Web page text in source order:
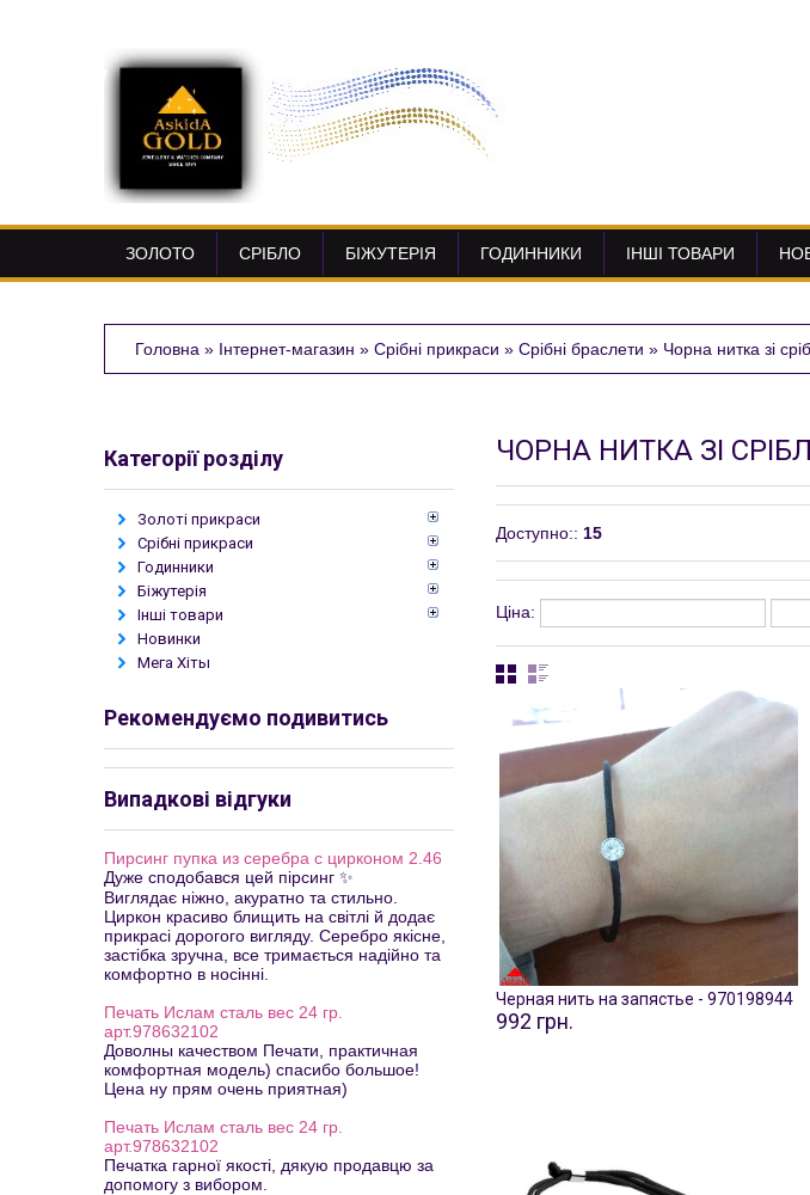
ЗОЛОТО СРІБЛО БІЖУТЕРІЯ ГОДИННИКИ ІНШІ ТОВАРИ
Головна » Інтернет-магазин » Срібні прикраси » Срібні браслети » Чорна нитка зі
ЧОРНА НИТКА ЗІ
Доступно:: 15
Ціна:
Черная нить на запястье - 970198944
992 грн.
Категорії розділу
Золоті прикраси
Срібні прикраси
Годинники
Біжутерія
Інші товари
Новинки
Мега Хіты
Рекомендуємо подивитись
Випадкові відгуки
Пирсинг пупка из серебра с цирконом 2.46
Дуже сподобався цей пірсинг ✨
Виглядає ніжно, акуратно та стильно.
Циркон красиво блищить на світлі й додає
прикрасі дорогого вигляду. Серебро якісне,
застібка зручна, все тримається надійно та
комфортно в носінні.
Печать Ислам сталь вес 24 гр.
арт.978632102
Доволны качеством Печати, практичная
комфортная модель) спасибо большое!
Цена ну прям очень приятная)
Печать Ислам сталь вес 24 гр.
арт.978632102
Печатка гарної якості, дякую продавцю за
допомогу з вибором.